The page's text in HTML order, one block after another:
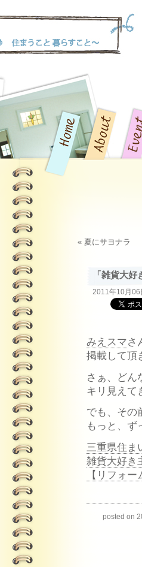
« 夏にサヨナラ
「雑貨大
2011年10月06
みえスマさ
掲載して頂
さぁ、どん
キリ見えて
でも、そ
もっと、ず
三重県住ま
雑貨大好き
【リフォ
posted on